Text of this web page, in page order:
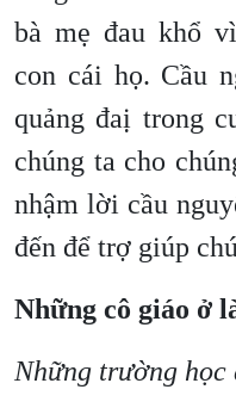
bà mẹ đau khổ
con cái họ. Cầu
quảng đaị trong
chúng ta cho
nhậm lời cầu
đến để trợ giúp
Những cô giáo ở
Những trường